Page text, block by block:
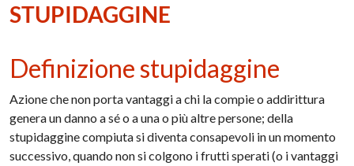
STUPIDAGGINE
Definizione stupidaggine
Azione che non porta vantaggi a chi la compie o addirittura
genera un danno a sé o a una o più altre persone; della
stupidaggine compiuta si diventa consapevoli in un momento
successivo, quando non si colgono i frutti sperati (o i vantaggi